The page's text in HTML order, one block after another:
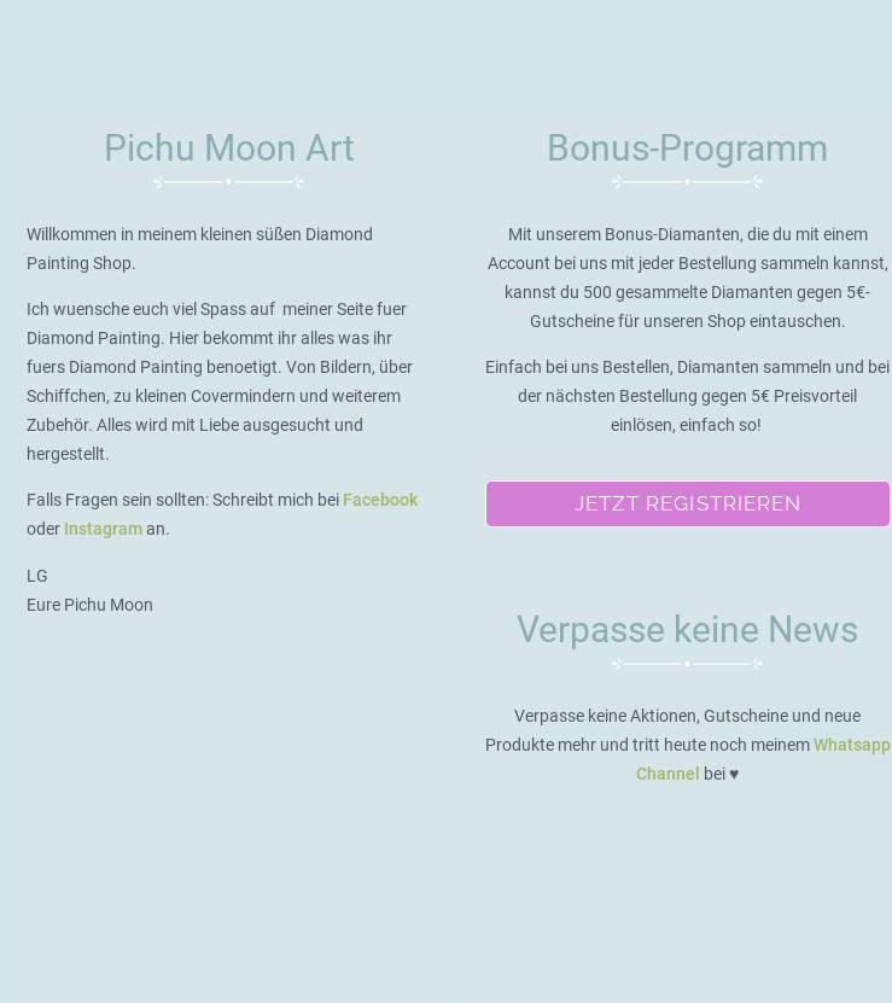
Pichu Moon Art
Willkommen in meinem kleinen süßen Diamond
Painting Shop.
Ich wuensche euch viel Spass auf meiner Seite fuer
Diamond Painting. Hier bekommt ihr alles was ihr
fuers Diamond Painting benoetigt. Von Bildern, über
Schiffchen, zu kleinen Covermindern und weiterem
Zubehör. Alles wird mit Liebe ausgesucht und
hergestellt.
Falls Fragen sein sollten: Schreibt mich bei Facebook
oder Instagraman.
LG
Eure Pichu Moon
Bonus-Programm
Mit unserem Bonus-Diamanten, die du mit einem
Account bei uns mit jeder Bestellung sammeln kannst,
kannst du 500 gesammelte Diamanten gegen 5€-
Gutscheine für unseren Shop eintauschen.
Einfach bei uns Bestellen, Diamanten sammeln und bei
der nächsten Bestellung gegen 5€ Preisvorteil
einlösen, einfach so!
JETZT REGISTRIEREN
Verpasse keine News
Verpasse keine Aktionen, Gutscheine und neue
Produkte mehr und tritt heute noch meinemWhatsapp
Channel
bei ♥️